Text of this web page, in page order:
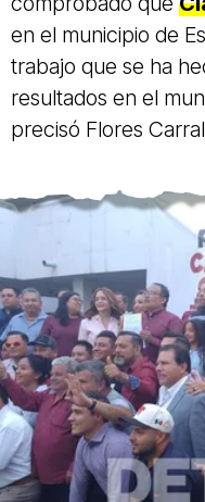
en el municipio de
trabajo que se ha
resultados en el
precisó Flores